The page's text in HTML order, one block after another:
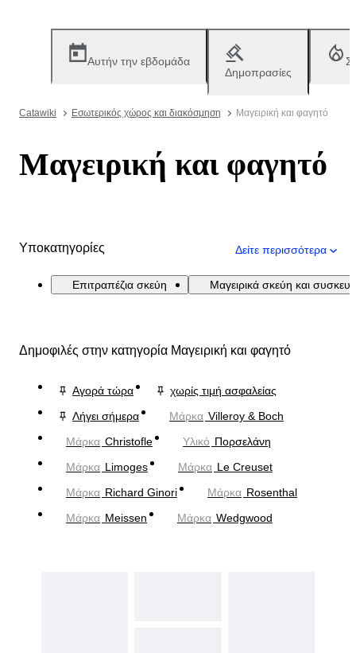
Αυτήν την εβδομάδα
Δημοπρασίες
Catawiki Εσωτερικός χώρος και διακόσμηση Μαγειρική και φαγητό
Μαγειρική και φαγητό
Υποκατηγορίες Δείτε περισσότερα
Επιτραπέζια σκεύη Μαγειρικά σκεύη και
Δημοφιλές στην κατηγορία Μαγειρική και φαγητό
Αγορά τώρα
χωρίς τιμή ασφαλείας
Λήγει σήμερα
Μάρκα Villeroy & Boch
Μάρκα Christofle Υλικό Πορσελάνη
Μάρκα Limoges Μάρκα Le Creuset
Μάρκα Richard Ginori Μάρκα Rosenthal
Μάρκα Meissen Μάρκα Wedgwood